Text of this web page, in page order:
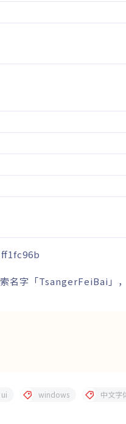
字「TsangerFeiBai」，
ui windows 中文字